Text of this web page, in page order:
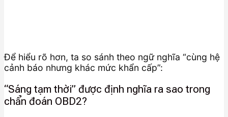
Để hiểu rõ hơn, ta so sánh theo ngữ nghĩa “cùng hệ
cảnh báo nhưng khác mức khẩn cấp”:
“Sáng tạm thời” được định nghĩa ra sao trong
chẩn đoán OBD2?